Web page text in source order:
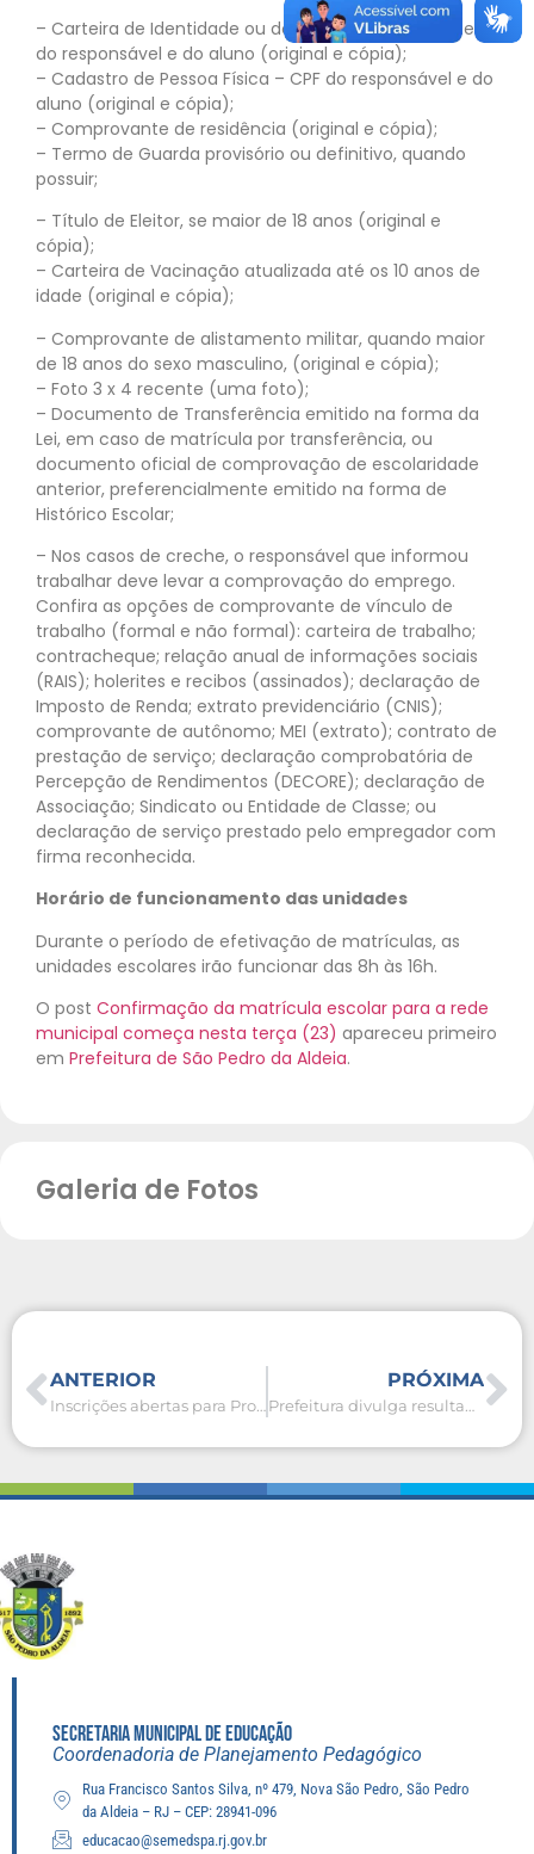
– Carteira de Identidade ou documento equivalente
do responsável e do aluno (original e cópia);
– Cadastro de Pessoa Física – CPF do responsável e do
aluno (original e cópia);
– Comprovante de residência (original e cópia);
– Termo de Guarda provisório ou definitivo, quando
possuir;
– Título de Eleitor, se maior de 18 anos (original e
cópia);
– Carteira de Vacinação atualizada até os 10 anos de
idade (original e cópia);
– Comprovante de alistamento militar, quando maior
de 18 anos do sexo masculino, (original e cópia);
– Foto 3 x 4 recente (uma foto);
– Documento de Transferência emitido na forma da
Lei, em caso de matrícula por transferência, ou
documento oficial de comprovação de escolaridade
anterior, preferencialmente emitido na forma de
Histórico Escolar;
– Nos casos de creche, o responsável que informou
trabalhar deve levar a comprovação do emprego.
Confira as opções de comprovante de vínculo de
trabalho (formal e não formal): carteira de trabalho;
contracheque; relação anual de informações sociais
(RAIS); holerites e recibos (assinados); declaração de
Imposto de Renda; extrato previdenciário (CNIS);
comprovante de autônomo; MEI (extrato); contrato de
prestação de serviço; declaração comprobatória de
Percepção de Rendimentos (DECORE); declaração de
Associação; Sindicato ou Entidade de Classe; ou
declaração de serviço prestado pelo empregador com
firma reconhecida.
Horário de funcionamento das unidades
Durante o período de efetivação de matrículas, as
unidades escolares irão funcionar das 8h às 16h.
O post Confirmação da matrícula escolar para a rede
municipal começa nesta terça (23) apareceu primeiro
em Prefeitura de São Pedro da Aldeia.
Galeria de Fotos
ANTERIOR
Inscrições abertas para Processo Seletivo Simplificado da Secretaria de Educação
PRÓXIMA
Prefeitura divulga resultado de recursos do Concurso Público para cargos da Educação
SECRETARIA MUNICIPAL DE EDUCAÇÃO
Coordenadoria de Planejamento Pedagógico
Rua Francisco Santos Silva, nº 479, Nova São Pedro, São Pedro
da Aldeia – RJ – CEP: 28941-096
educacao@semedspa.rj.gov.br